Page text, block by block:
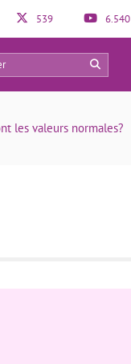
539 6.540
0
les valeurs normales?